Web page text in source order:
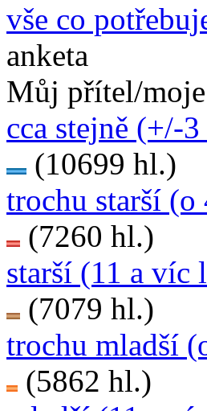
vše co
anketa
Můj přítel/
cca stejně (+/-
(10699 hl.)
trochu starší (o
(7260 hl.)
starší (11 a víc
(7079 hl.)
trochu mladší
(5862 hl.)